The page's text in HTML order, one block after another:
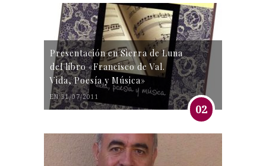
Presentación en Sierra de Luna
del libro «Francisco de Val.
Vida, Poesía y Música»
EN 31/07/2011
02